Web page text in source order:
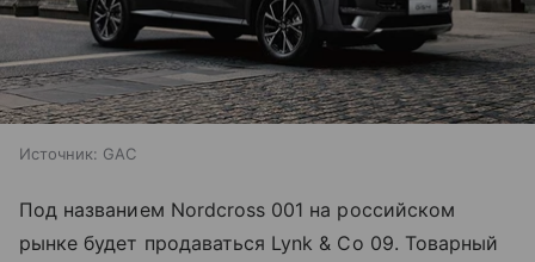
Источник: GAC
Под названием Nordcross 001 на российском
рынке будет продаваться Lynk & Co 09. Товарный